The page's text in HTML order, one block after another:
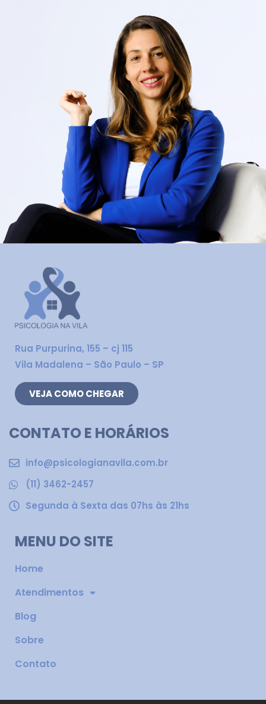
Rua Purpurina, 155 – cj 115
Vila Madalena – São Paulo – SP
VEJA COMO CHEGAR
CONTATO E HORÁRIOS
info@psicologianavila.com.br
(11) 3462-2457
Segunda à Sexta das 07hs às 21hs
MENU DO SITE
Home
Atendimentos
Blog
Sobre
Contato